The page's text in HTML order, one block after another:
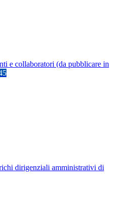
e collaboratori (da pubblicare in
dirigenziali amministrativi di